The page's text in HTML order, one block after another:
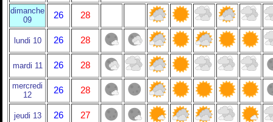
dimanche
09
26 28
lundi 10 26 28
mardi 11 26 28
mercredi
12
26 28
jeudi 13 26 27